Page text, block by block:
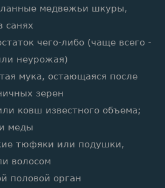
медвежьи шкуры,
санях
чего-либо (чаще всего -
неурожая)
мука, остающаяся после
зерен
ковш известного объема;
меды
тюфяки или подушки,
волосом
орган